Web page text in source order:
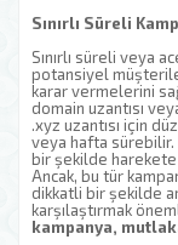
Sınırlı Süreli
Sınırlı süreli veya
potansiyel
karar vermelerini
domain uzantısı
.xyz uzantısı için
veya hafta sürebilir.
bir şekilde
Ancak, bu tür
dikkatli bir şekilde
karşılaştırmak
kampanya,